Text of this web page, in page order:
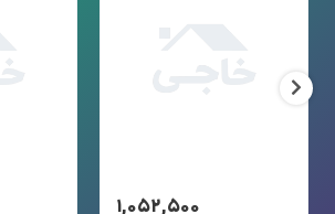
۱,۰۵۲,۵۰۰